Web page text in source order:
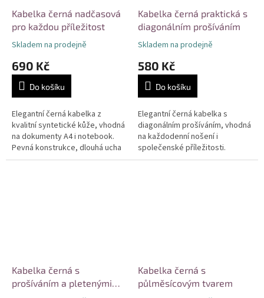
Kabelka černá nadčasová
pro každou příležitost
Skladem na prodejně
690 Kč
Do košíku
Elegantní černá kabelka z
kvalitní syntetické kůže, vhodná
na dokumenty A4 i notebook.
Pevná konstrukce, dlouhá ucha
pro nošení na rameni a možnost
Kabelka černá praktická s
diagonálním prošíváním
Skladem na prodejně
580 Kč
Do košíku
Elegantní černá kabelka s
diagonálním prošíváním, vhodná
na každodenní nošení i
společenské příležitosti.
Praktické uzavírání na zip a
Kabelka černá s
prošíváním a pletenými
Kabelka černá s
půlměsícovým tvarem